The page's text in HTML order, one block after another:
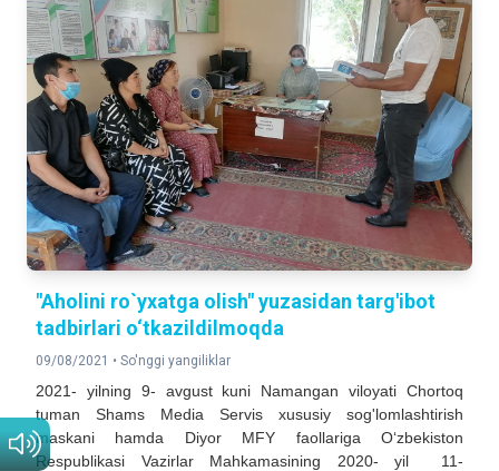
"Aholini ro`yxatga olish" yuzasidan targ'ibot
tadbirlari o‘tkazildilmoqda
09/08/2021 • So'nggi yangiliklar
2021- yilning 9- avgust kuni Namangan viloyati Chortoq
tuman Shams Media Servis xususiy sog'lomlashtirish
maskani hamda Diyor MFY faollariga O‘zbekiston
Respublikasi Vazirlar Mahkamasining 2020- yil 11-